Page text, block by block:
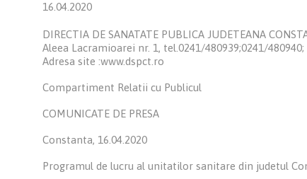
16.04.2020
DIRECTIA DE SANATATE PUBLICA JUDETEANA
Aleea Lacramioarei nr. 1, tel.0241/480939;0241/
Adresa site :www.dspct.ro
Compartiment Relatii cu Publicul
COMUNICATE DE PRESA
Constanta, 16.04.2020
Programul de lucru al unitatilor sanitare din judetul